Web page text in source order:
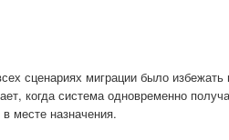
сценариях миграции было
когда система одновременно
месте назначения.